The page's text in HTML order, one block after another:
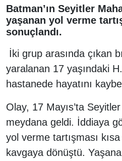
Batman’ın Seyitler
yaşanan yol verme
sonuçlandı.
İki grup arasında çıkan
yaralanan 17 yaşındaki
hastanede hayatını
Olay, 17 Mayıs’ta
meydana geldi. İddiaya
yol verme tartışması
kavgaya dönüştü.